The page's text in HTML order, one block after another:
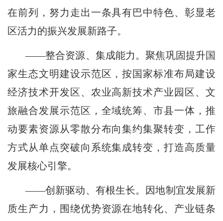
在前列，努力走出一条具有巴中特色、彰显老
区活力的振兴发展新路子。
——整合资源、集成能力。聚焦巩固提升国
家生态文明建设示范区，按国家标准布局建设
经济技术开发区、农业高新技术产业园区、文
旅融合发展示范区，全域统筹、市县一体，推
动要素资源从零散分布向集约集聚转变，工作
方式从单点突破向系统集成转变，打造高质量
发展核心引擎。
——创新驱动、有根生长。因地制宜发展新
质生产力，围绕优势资源在地转化、产业链条